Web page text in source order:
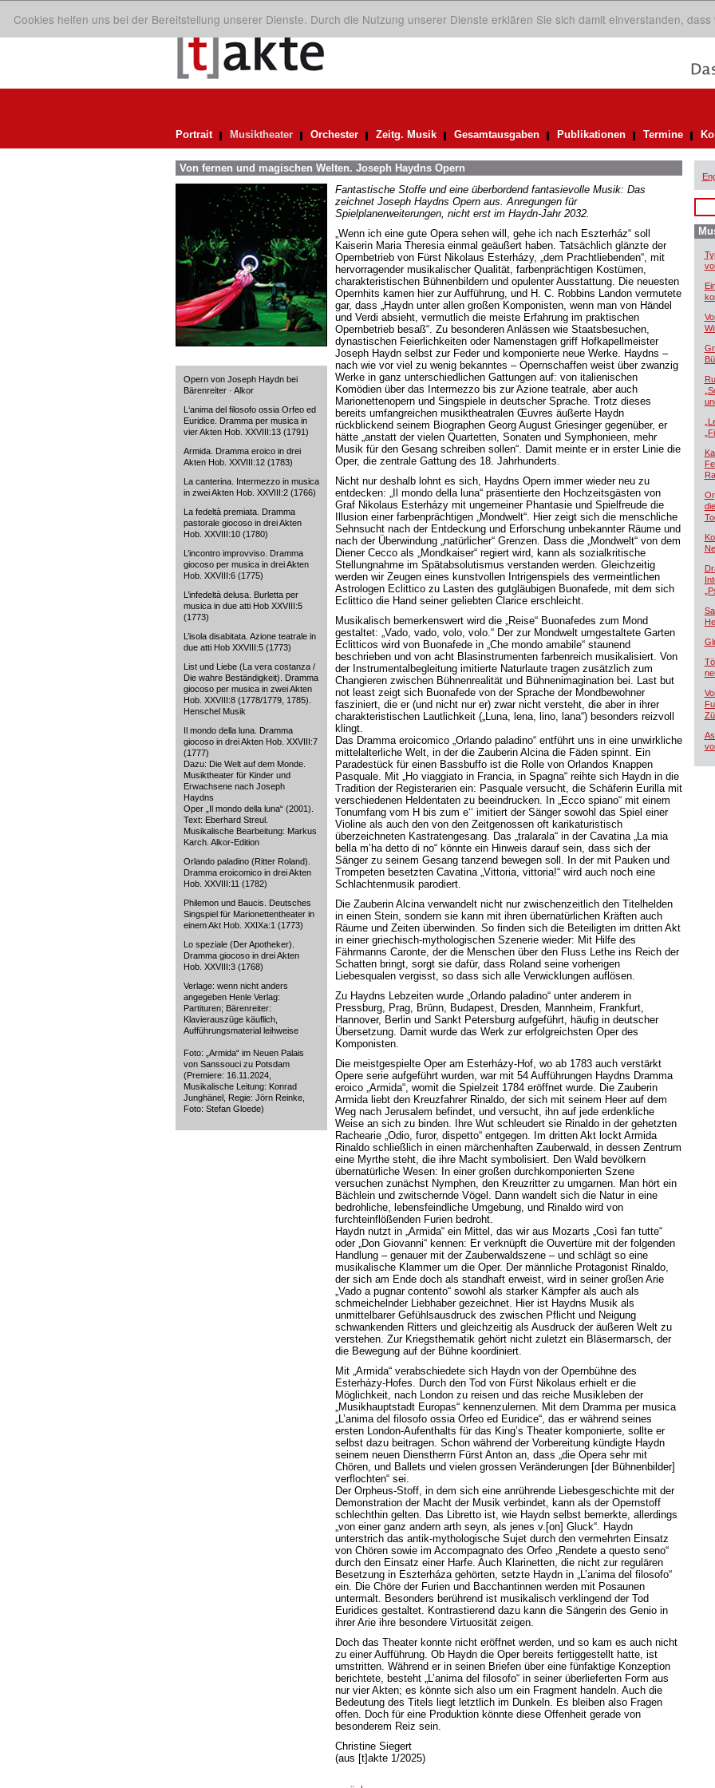
Cookies helfen uns bei der Bereitstellung unserer Dienste. Durch die Nutzung unserer Dienste erklären Sie sich damit einverstanden, dass
Portrait Musiktheater Orchester Zeitg. Musik Gesamtausgaben Publikationen Termine
Von fernen und magischen Welten. Joseph Haydns Opern
Opern von Joseph Haydn bei
Bärenreiter · Alkor
L‘anima del filosofo ossia Orfeo ed
Euridice. Dramma per musica in
vier Akten Hob. XXVIII:13 (1791)
Armida. Dramma eroico in drei
Akten Hob. XXVIII:12 (1783)
La canterina. Intermezzo in musica
in zwei Akten Hob. XXVIII:2 (1766)
La fedeltà premiata. Dramma
pastorale giocoso in drei Akten
Hob. XXVIII:10 (1780)
L’incontro improvviso. Dramma
giocoso per musica in drei Akten
Hob. XXVIII:6 (1775)
L’infedeltà delusa. Burletta per
musica in due atti Hob XXVIII:5
(1773)
L’isola disabitata. Azione teatrale in
due atti Hob XXVIII:5 (1773)
List und Liebe (La vera costanza /
Die wahre Beständigkeit). Dramma
giocoso per musica in zwei Akten
Hob. XXVIII:8 (1778/1779, 1785).
Henschel Musik
Il mondo della luna. Dramma
giocoso in drei Akten Hob. XXVIII:7
(1777)
Dazu: Die Welt auf dem Monde.
Musiktheater für Kinder und
Erwachsene nach Joseph
Haydns
Oper „Il mondo della luna“ (2001).
Text: Eberhard Streul.
Musikalische Bearbeitung: Markus
Karch. Alkor-Edition
Orlando paladino (Ritter Roland).
Dramma eroicomico in drei Akten
Hob. XXVIII:11 (1782)
Philemon und Baucis. Deutsches
Singspiel für Marionettentheater in
einem Akt Hob. XXIXa:1 (1773)
Lo speziale (Der Apotheker).
Dramma giocoso in drei Akten
Hob. XXVIII:3 (1768)
Verlage: wenn nicht anders
angegeben Henle Verlag:
Partituren; Bärenreiter:
Klavierauszüge käuflich,
Aufführungsmaterial leihweise
Foto: „Armida“ im Neuen Palais
von Sanssouci zu Potsdam
(Premiere: 16.11.2024,
Musikalische Leitung: Konrad
Junghänel, Regie: Jörn Reinke,
Foto: Stefan Gloede)
Fantastische Stoffe und eine überbordend fantasievolle Musik: Das
zeichnet Joseph Haydns Opern aus. Anregungen für
Spielplanerweiterungen, nicht erst im Haydn-Jahr 2032.
„Wenn ich eine gute Opera sehen will, gehe ich nach Eszterház“ soll
Kaiserin Maria Theresia einmal geäußert haben. Tatsächlich glänzte der
Opernbetrieb von Fürst Nikolaus Esterházy, „dem Prachtliebenden“, mit
hervorragender musikalischer Qualität, farbenprächtigen Kostümen,
charakteristischen Bühnenbildern und opulenter Ausstattung. Die neuesten
Opernhits kamen hier zur Aufführung, und H. C. Robbins Landon vermutete
gar, dass „Haydn unter allen großen Komponisten, wenn man von Händel
und Verdi absieht, vermutlich die meiste Erfahrung im praktischen
Opernbetrieb besaß“. Zu besonderen Anlässen wie Staatsbesuchen,
dynastischen Feierlichkeiten oder Namenstagen griff Hofkapellmeister
Joseph Haydn selbst zur Feder und komponierte neue Werke. Haydns –
nach wie vor viel zu wenig bekanntes – Opernschaffen weist über zwanzig
Werke in ganz unterschiedlichen Gattungen auf: von italienischen
Komödien über das Intermezzo bis zur Azione teatrale, aber auch
Marionettenopern und Singspiele in deutscher Sprache. Trotz dieses
bereits umfangreichen musiktheatralen Œuvres äußerte Haydn
rückblickend seinem Biographen Georg August Griesinger gegenüber, er
hätte „anstatt der vielen Quartetten, Sonaten und Symphonieen, mehr
Musik für den Gesang schreiben sollen“. Damit meinte er in erster Linie die
Oper, die zentrale Gattung des 18. Jahrhunderts.
Nicht nur deshalb lohnt es sich, Haydns Opern immer wieder neu zu
entdecken: „Il mondo della luna“ präsentierte den Hochzeitsgästen von
Graf Nikolaus Esterházy mit ungemeiner Phantasie und Spielfreude die
Illusion einer farbenprächtigen „Mondwelt“. Hier zeigt sich die menschliche
Sehnsucht nach der Entdeckung und Erforschung unbekannter Räume und
nach der Überwindung „natürlicher“ Grenzen. Dass die „Mondwelt“ von dem
Diener Cecco als „Mondkaiser“ regiert wird, kann als sozialkritische
Stellungnahme im Spätabsolutismus verstanden werden. Gleichzeitig
werden wir Zeugen eines kunstvollen Intrigenspiels des vermeintlichen
Astrologen Eclittico zu Lasten des gutgläubigen Buonafede, mit dem sich
Eclittico die Hand seiner geliebten Clarice erschleicht.
Musikalisch bemerkenswert wird die „Reise“ Buonafedes zum Mond
gestaltet: „Vado, vado, volo, volo.“ Der zur Mondwelt umgestaltete Garten
Eclitticos wird von Buonafede in „Che mondo amabile“ staunend
beschrieben und von acht Blasinstrumenten farbenreich musikalisiert. Von
der Instrumentalbegleitung imitierte Naturlaute tragen zusätzlich zum
Changieren zwischen Bühnenrealität und Bühnenimagination bei. Last but
not least zeigt sich Buonafede von der Sprache der Mondbewohner
fasziniert, die er (und nicht nur er) zwar nicht versteht, die aber in ihrer
charakteristischen Lautlichkeit („Luna, lena, lino, lana“) besonders reizvoll
klingt.
Das Dramma eroicomico „Orlando paladino“ entführt uns in eine unwirkliche
mittelalterliche Welt, in der die Zauberin Alcina die Fäden spinnt. Ein
Paradestück für einen Bassbuffo ist die Rolle von Orlandos Knappen
Pasquale. Mit „Ho viaggiato in Francia, in Spagna“ reihte sich Haydn in die
Tradition der Registerarien ein: Pasquale versucht, die Schäferin Eurilla mit
verschiedenen Heldentaten zu beeindrucken. In „Ecco spiano“ mit einem
Tonumfang vom H bis zum e‘‘ imitiert der Sänger sowohl das Spiel einer
Violine als auch den von den Zeitgenossen oft karikaturistisch
überzeichneten Kastratengesang. Das „tralarala“ in der Cavatina „La mia
bella m’ha detto di no“ könnte ein Hinweis darauf sein, dass sich der
Sänger zu seinem Gesang tanzend bewegen soll. In der mit Pauken und
Trompeten besetzten Cavatina „Vittoria, vittoria!“ wird auch noch eine
Schlachtenmusik parodiert.
Die Zauberin Alcina verwandelt nicht nur zwischenzeitlich den Titelhelden
in einen Stein, sondern sie kann mit ihren übernatürlichen Kräften auch
Räume und Zeiten überwinden. So finden sich die Beteiligten im dritten Akt
in einer griechisch-mythologischen Szenerie wieder: Mit Hilfe des
Fährmanns Caronte, der die Menschen über den Fluss Lethe ins Reich der
Schatten bringt, sorgt sie dafür, dass Roland seine vorherigen
Liebesqualen vergisst, so dass sich alle Verwicklungen auflösen.
Zu Haydns Lebzeiten wurde „Orlando paladino“ unter anderem in
Pressburg, Prag, Brünn, Budapest, Dresden, Mannheim, Frankfurt,
Hannover, Berlin und Sankt Petersburg aufgeführt, häufig in deutscher
Übersetzung. Damit wurde das Werk zur erfolgreichsten Oper des
Komponisten.
Die meistgespielte Oper am Esterházy-Hof, wo ab 1783 auch verstärkt
Opere serie aufgeführt wurden, war mit 54 Aufführungen Haydns Dramma
eroico „Armida“, womit die Spielzeit 1784 eröffnet wurde. Die Zauberin
Armida liebt den Kreuzfahrer Rinaldo, der sich mit seinem Heer auf dem
Weg nach Jerusalem befindet, und versucht, ihn auf jede erdenkliche
Weise an sich zu binden. Ihre Wut schleudert sie Rinaldo in der gehetzten
Rachearie „Odio, furor, dispetto“ entgegen. Im dritten Akt lockt Armida
Rinaldo schließlich in einen märchenhaften Zauberwald, in dessen Zentrum
eine Myrthe steht, die ihre Macht symbolisiert. Den Wald bevölkern
übernatürliche Wesen: In einer großen durchkomponierten Szene
versuchen zunächst Nymphen, den Kreuzritter zu umgarnen. Man hört ein
Bächlein und zwitschernde Vögel. Dann wandelt sich die Natur in eine
bedrohliche, lebensfeindliche Umgebung, und Rinaldo wird von
furchteinflößenden Furien bedroht.
Haydn nutzt in „Armida“ ein Mittel, das wir aus Mozarts „Così fan tutte“
oder „Don Giovanni“ kennen: Er verknüpft die Ouvertüre mit der folgenden
Handlung – genauer mit der Zauberwaldszene – und schlägt so eine
musikalische Klammer um die Oper. Der männliche Protagonist Rinaldo,
der sich am Ende doch als standhaft erweist, wird in seiner großen Arie
„Vado a pugnar contento“ sowohl als starker Kämpfer als auch als
schmeichelnder Liebhaber gezeichnet. Hier ist Haydns Musik als
unmittelbarer Gefühlsausdruck des zwischen Pflicht und Neigung
schwankenden Ritters und gleichzeitig als Ausdruck der äußeren Welt zu
verstehen. Zur Kriegsthematik gehört nicht zuletzt ein Bläsermarsch, der
die Bewegung auf der Bühne koordiniert.
Mit „Armida“ verabschiedete sich Haydn von der Opernbühne des
Esterházy-Hofes. Durch den Tod von Fürst Nikolaus erhielt er die
Möglichkeit, nach London zu reisen und das reiche Musikleben der
„Musikhauptstadt Europas“ kennenzulernen. Mit dem Dramma per musica
„L’anima del filosofo ossia Orfeo ed Euridice“, das er während seines
ersten London-Aufenthalts für das King’s Theater komponierte, sollte er
selbst dazu beitragen. Schon während der Vorbereitung kündigte Haydn
seinem neuen Dienstherrn Fürst Anton an, dass „die Opera sehr mit
Chören, und Ballets und vielen grossen Veränderungen [der Bühnenbilder]
verflochten“ sei.
Der Orpheus-Stoff, in dem sich eine anrührende Liebesgeschichte mit der
Demonstration der Macht der Musik verbindet, kann als der Opernstoff
schlechthin gelten. Das Libretto ist, wie Haydn selbst bemerkte, allerdings
„von einer ganz andern arth seyn, als jenes v.[on] Gluck“. Haydn
unterstrich das antik-mythologische Sujet durch den vermehrten Einsatz
von Chören sowie im Accompagnato des Orfeo „Rendete a questo seno“
durch den Einsatz einer Harfe. Auch Klarinetten, die nicht zur regulären
Besetzung in Eszterháza gehörten, setzte Haydn in „L’anima del filosofo“
ein. Die Chöre der Furien und Bacchantinnen werden mit Posaunen
untermalt. Besonders berührend ist musikalisch verklingend der Tod
Euridices gestaltet. Kontrastierend dazu kann die Sängerin des Genio in
ihrer Arie ihre besondere Virtuosität zeigen.
Doch das Theater konnte nicht eröffnet werden, und so kam es auch nicht
zu einer Aufführung. Ob Haydn die Oper bereits fertiggestellt hatte, ist
umstritten. Während er in seinen Briefen über eine fünfaktige Konzeption
berichtete, besteht „L’anima del filosofo“ in seiner überlieferten Form aus
nur vier Akten; es könnte sich also um ein Fragment handeln. Auch die
Bedeutung des Titels liegt letztlich im Dunkeln. Es bleiben also Fragen
offen. Doch für eine Produktion könnte diese Offenheit gerade von
besonderem Reiz sein.
Christine Siegert
(aus [t]akte 1/2025)